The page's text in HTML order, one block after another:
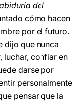
del
cómo hacen
por el futuro.
dijo que nunca
luchar, confiar en
darse por
personalmente
pensar que la